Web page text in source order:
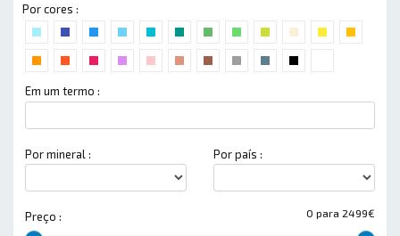
Por cores :
Em um termo :
Por mineral : Por país :
0 para 2499€
Preço :